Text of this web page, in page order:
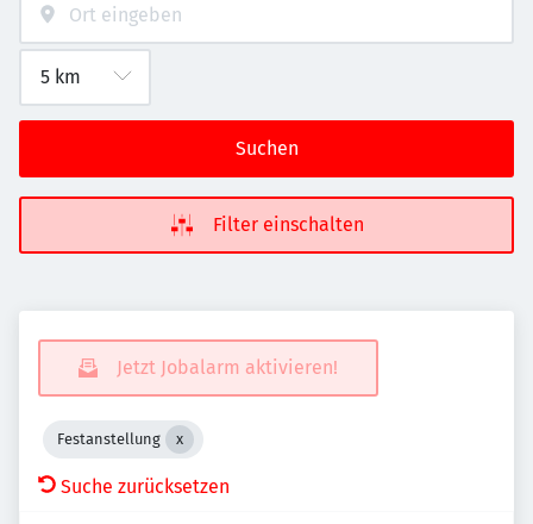
Suchen
Filter einschalten
Jetzt Jobalarm aktivieren!
Festanstellung
Suche zurücksetzen